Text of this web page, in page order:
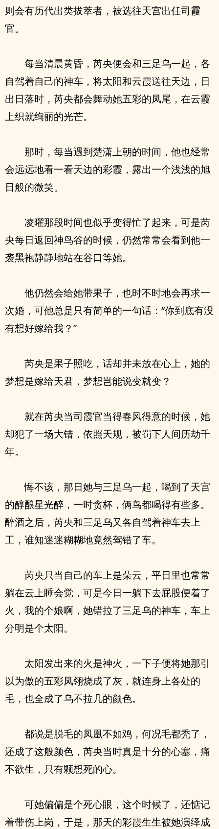
则会有历代出类拔萃者，被选往天宫出任司霞
官。
每当清晨黄昏，芮央便会和三足乌一起，各
自驾着自己的神车，将太阳和云霞送往天边，日
出日落时，芮央都会舞动她五彩的凤尾，在云霞
上织就绚丽的光芒。
那时，每当遇到楚潇上朝的时间，他也经常
会远远地看一看天边的彩霞，露出一个浅浅的旭
日般的微笑。
凌曜那段时间也似乎变得忙了起来，可是芮
央每日返回神鸟谷的时候，仍然常常会看到他一
袭黑袍静静地站在谷口等她。
他仍然会给她带果子，也时不时地会再求一
次婚，可他总是只有简单的一句话：“你到底有没
有想好嫁给我？”
芮央是果子照吃，话却并未放在心上，她的
梦想是嫁给天君，梦想岂能说变就变？
就在芮央当司霞官当得春风得意的时候，她
却犯了一场大错，依照天规，被罚下人间历劫千
年。
悔不该，那日她与三足乌一起，喝到了天宫
的醇酿星光醉，一时贪杯，俩鸟都喝得有些多。
醉酒之后，芮央和三足乌又各自驾着神车去上
工，谁知迷迷糊糊地竟然驾错了车。
芮央只当自己的车上是朵云，平日里也常常
躺在云上睡会觉，可是今日一躺下去屁股便着了
火，我的个娘啊，她错拉了三足乌的神车，车上
分明是个太阳。
太阳发出来的火是神火，一下子便将她那引
以为傲的五彩凤翎烧成了灰，就连身上各处的
毛，也全成了乌不拉几的颜色。
都说是脱毛的凤凰不如鸡，何况毛都秃了，
还成了这般颜色，芮央当时真是十分的心塞，痛
不欲生，只有颗想死的心。
可她偏偏是个死心眼，这个时候了，还惦记
着带伤上岗，于是，那天的彩霞生生被她演绎成